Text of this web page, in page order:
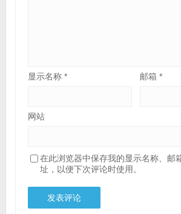
显示名称 * 邮箱*
网站
在此浏览器中保存我的显示名称、邮
址，以便下次评论时使用。